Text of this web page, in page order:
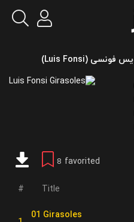
8 favorited
Title
01 Girasoles